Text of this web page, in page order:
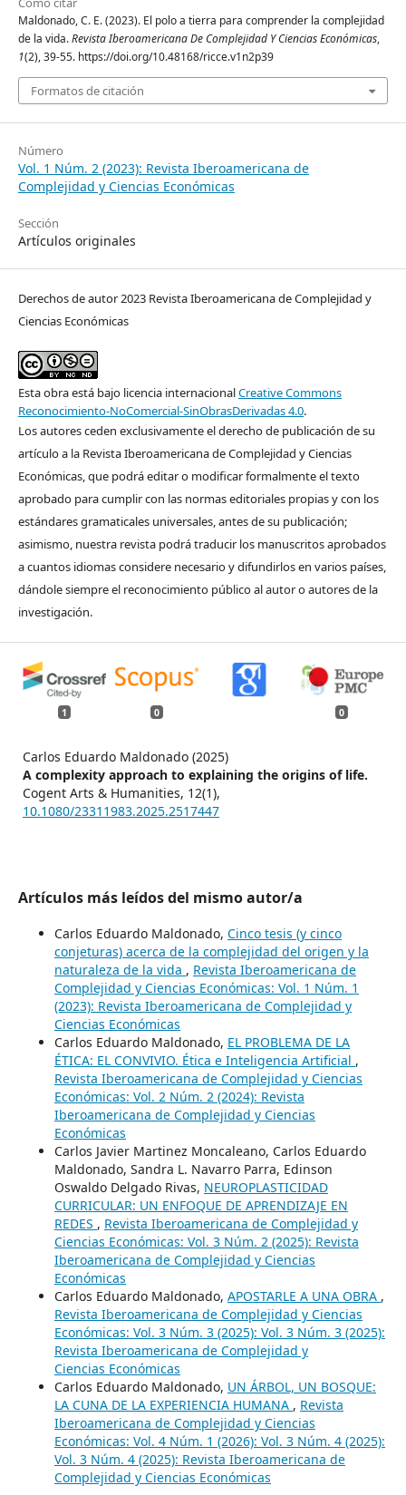
Maldonado, C. E. (2023). El polo a tierra para comprender la complejidad
de la vida.Revista Iberoamericana De Complejidad Y Ciencias Económicas,
1(2), 39-55. https://doi.org/10.48168/ricce.v1n2p39
Formatos de citación
Número
Vol. 1 Núm. 2 (2023): Revista Iberoamericana de
Complejidad y Ciencias Económicas
Sección
Artículos originales
Derechos de autor 2023 Revista Iberoamericana de Complejidad y
Ciencias Económicas
Esta obra está bajo licencia internacionalCreative Commons
Reconocimiento-NoComercial-SinObrasDerivadas 4.0.
Los autores ceden exclusivamente el derecho de publicación de su
artículo a la Revista Iberoamericana de Complejidad y Ciencias
Económicas, que podrá editar o modificar formalmente el texto
aprobado para cumplir con las normas editoriales propias y con los
estándares gramaticales universales, antes de su publicación;
asimismo, nuestra revista podrá traducir los manuscritos aprobados
a cuantos idiomas considere necesario y difundirlos en varios países,
dándole siempre el reconocimiento público al autor o autores de la
investigación.
1 0 0
Carlos Eduardo Maldonado (2025)
A complexity approach to explaining the origins of life.
Cogent Arts & Humanities, 12(1),
10.1080/23311983.2025.2517447
Artículos más leídos del mismo autor/a
Carlos Eduardo Maldonado, Cinco tesis (y cinco
conjeturas) acerca de la complejidad del origen y la
naturaleza de la vida , Revista Iberoamericana de
Complejidad y Ciencias Económicas: Vol. 1 Núm. 1
(2023): Revista Iberoamericana de Complejidad y
Ciencias Económicas
Carlos Eduardo Maldonado, EL PROBLEMA DE LA
ÉTICA: EL CONVIVIO. Ética e Inteligencia Artificial ,
Revista Iberoamericana de Complejidad y Ciencias
Económicas: Vol. 2 Núm. 2 (2024): Revista
Iberoamericana de Complejidad y Ciencias
Económicas
Carlos Javier Martinez Moncaleano, Carlos Eduardo
Maldonado, Sandra L. Navarro Parra, Edinson
Oswaldo Delgado Rivas, NEUROPLASTICIDAD
CURRICULAR: UN ENFOQUE DE APRENDIZAJE EN
REDES , Revista Iberoamericana de Complejidad y
Ciencias Económicas: Vol. 3 Núm. 2 (2025): Revista
Iberoamericana de Complejidad y Ciencias
Económicas
Carlos Eduardo Maldonado, APOSTARLE A UNA OBRA ,
Revista Iberoamericana de Complejidad y Ciencias
Económicas: Vol. 3 Núm. 3 (2025): Vol. 3 Núm. 3 (2025):
Revista Iberoamericana de Complejidad y
Ciencias Económicas
Carlos Eduardo Maldonado, UN ÁRBOL, UN BOSQUE:
LA CUNA DE LA EXPERIENCIA HUMANA , Revista
Iberoamericana de Complejidad y Ciencias
Económicas: Vol. 4 Núm. 1 (2026): Vol. 3 Núm. 4 (2025):
Vol. 3 Núm. 4 (2025): Revista Iberoamericana de
Complejidad y Ciencias Económicas